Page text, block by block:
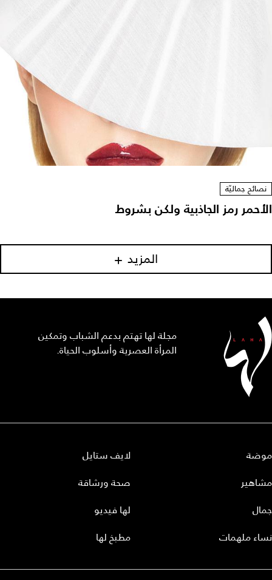
نصائح جماليّة
الأحمر رمز الجاذبية ولكن بشروط
المزيد
مجلة لها تهتم بدعم الشباب وتمكين
المرأة العصرية وأسلوب الحياة.
موضة
مشاهير
جمال
نساء ملهمات
لايف ستايل
صحة ورشاقة
لها فيديو
مطبخ لها